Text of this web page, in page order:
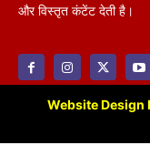
और विस्तृत कंटेंट देती है।
Website